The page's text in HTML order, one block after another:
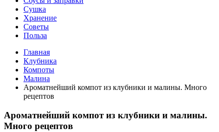
Сушка
Хранение
Советы
Польза
Главная
Клубника
Компоты
Малина
Ароматнейший компот из клубники и малины. Много
рецептов
Ароматнейший компот из клубники и малины.
Много рецептов